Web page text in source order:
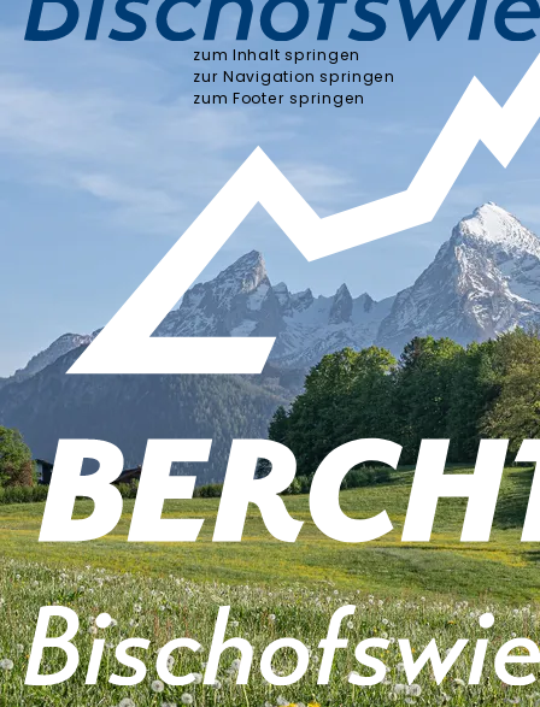
zum Inhalt springen
zur Navigation springen
zum Footer springen